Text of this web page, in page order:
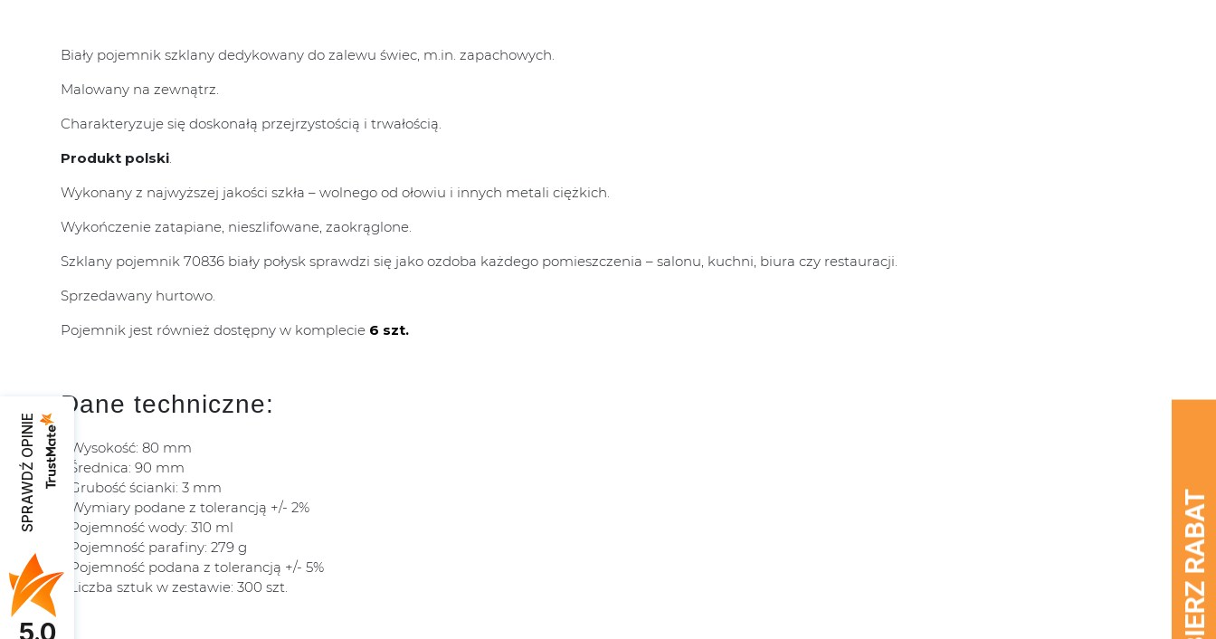
Biały pojemnik szklany dedykowany do zalewu świec, m.in. zapachowych.
Malowany na zewnątrz.
Charakteryzuje się doskonałą przejrzystością i trwałością.
Produkt polski
Wykonany z najwyższej jakości szkła – wolnego od ołowiu i innych metali ciężkich.
Wykończenie zatapiane, nieszlifowane, zaokrąglone.
Szklany pojemnik 70836 biały połysk sprawdzi się jako ozdoba każdego pomieszczenia – salonu, kuchni, biura czy restauracji.
Sprzedawany hurtowo.
Pojemnik jest również dostępny w komplecie 6 szt.
Dane techniczne:
Wysokość: 80 mm
Średnica: 90 mm
Grubość ścianki: 3 mm
Wymiary podane z tolerancją +/- 2%
Pojemność wody: 310 ml
Pojemność parafiny: 279 g
Pojemność podana z tolerancją +/- 5%
Liczba sztuk w zestawie: 300 szt.
SPRAWDŹ OPINIE
5.0